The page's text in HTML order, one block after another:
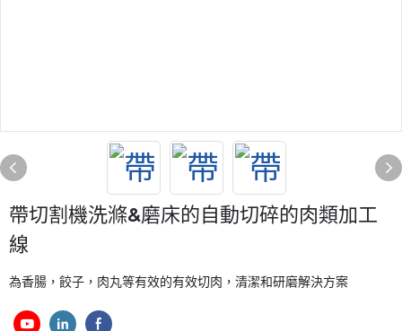
帶切割機洗滌&磨床的自動切碎的肉類加工
線
為香腸，餃子，肉丸等有效的有效切肉，清潔和研磨解決方案